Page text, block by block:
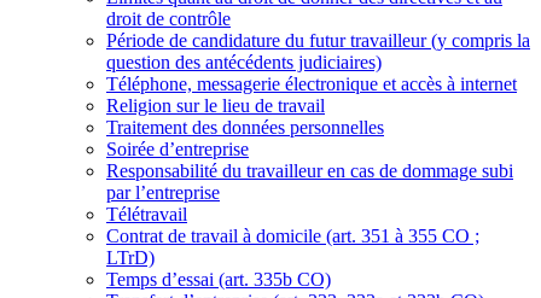
droit de contrôle
Période de candidature du futur travailleur (y compris la
question des antécédents judiciaires)
Téléphone, messagerie électronique et accès à internet
Religion sur le lieu de travail
Traitement des données personnelles
Soirée d’entreprise
Responsabilité du travailleur en cas de dommage subi
par l’entreprise
Télétravail
Contrat de travail à domicile (art. 351 à 355 CO ;
LTrD)
Temps d’essai (art. 335b CO)